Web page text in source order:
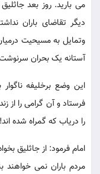
می بارید. روز بعد
دیگر تقاضای باران
وتمایل به مسیحیت
آستانه یک بحران
این وضع برخلیفه
فرستاد و آن گرامی را از
را دریاب که گمراه شده اند!
امام فرمود: از جاثلیق
مردم باران نمی خواهند